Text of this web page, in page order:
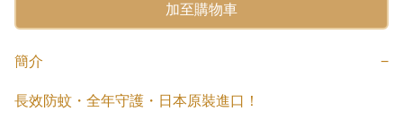
加至購物車
簡介 −
長效防蚊・全年守護・日本原裝進口！